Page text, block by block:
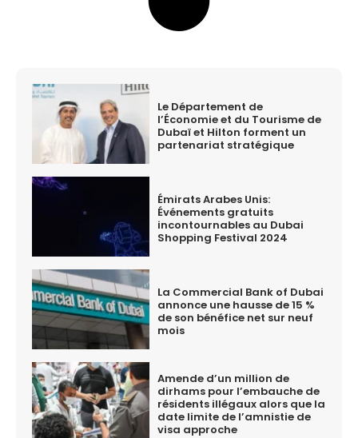
Le Département de
l’Économie et du Tourisme de
Dubaï et Hilton forment un
partenariat stratégique
Émirats Arabes Unis:
Événements gratuits
incontournables au Dubai
Shopping Festival 2024
La Commercial Bank of Dubai
annonce une hausse de 15 %
de son bénéfice net sur neuf
mois
Amende d’un million de
dirhams pour l’embauche de
résidents illégaux alors que la
date limite de l’amnistie de
visa approche